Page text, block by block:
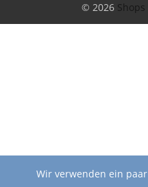
© 2026
Wir verwenden ein